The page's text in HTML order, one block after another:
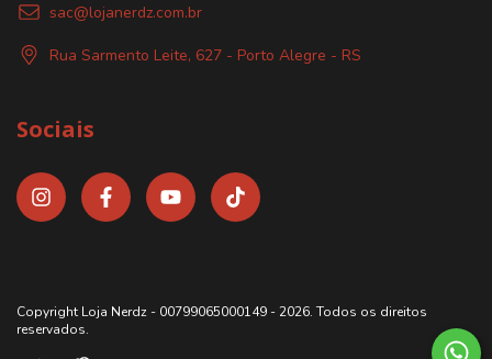
sac@lojanerdz.com.br
Rua Sarmento Leite, 627 - Porto Alegre - RS
Sociais
Copyright Loja Nerdz - 00799065000149 - 2026. Todos os direitos
reservados.